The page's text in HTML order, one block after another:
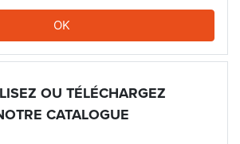
OK
OU TÉLÉCHARGEZ
CATALOGUE